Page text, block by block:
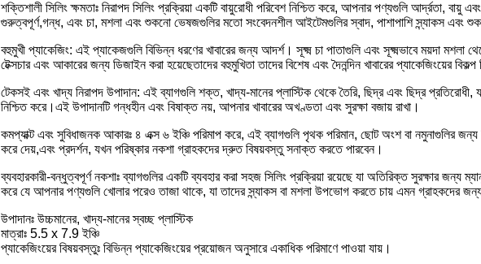
শক্তিশালী সিলিং ক্ষমতাঃ নিরাপদ সিলিং প্রক্রিয়া একটি বায়ুরোধী পরিবেশ নিশ্চিত করে, আপনার পণ্যগুলি আর্দ্রতা, বায়ু
গুরুত্বপূর্ণ,গন্ধ, এবং চা, মশলা এবং শুকনো ভেষজগুলির মতো সংবেদনশীল আইটেমগুলির স্বাদ, পাশাপাশি স্ন্যাকস এবং
বহুমুখী প্যাকেজিং: এই প্যাকেজগুলি বিভিন্ন ধরণের খাবারের জন্য আদর্শ। সূক্ষ্ম চা পাতাগুলি এবং সূক্ষ্মভাবে ময়দা
টেক্সচার এবং আকারের জন্য ডিজাইন করা হয়েছেতাদের বহুমুখিতা তাদের বিশেষ এবং দৈনন্দিন খাবারের প্যাকেজিংয়ের
টেকসই এবং খাদ্য নিরাপদ উপাদান: এই ব্যাগগুলি শক্ত, খাদ্য-মানের প্লাস্টিক থেকে তৈরি, ছিদ্র এবং ছিদ্র
নিশ্চিত করে।এই উপাদানটি গন্ধহীন এবং বিষাক্ত নয়, আপনার খাবারের অখণ্ডতা এবং সুরক্ষা বজায় রাখা।
কমপ্যাক্ট এবং সুবিধাজনক আকারঃ ৪ এক্স ৬ ইঞ্চি পরিমাপ করে, এই ব্যাগগুলি পৃথক পরিমান, ছোট অংশ বা নমুনাগুলির
করে দেয়,এবং প্রদর্শন, যখন পরিষ্কার নকশা গ্রাহকদের দ্রুত বিষয়বস্তু সনাক্ত করতে পারবেন।
ব্যবহারকারী-বন্ধুত্বপূর্ণ নকশাঃ ব্যাগগুলির একটি ব্যবহার করা সহজ সিলিং প্রক্রিয়া রয়েছে যা অতিরিক্ত সুরক্ষার জন্য
করে যে আপনার পণ্যগুলি খোলার পরেও তাজা থাকে, যা তাদের স্ন্যাকস বা মশলা উপভোগ করতে চায় এমন গ্রাহকদের
উপাদানঃ উচ্চমানের, খাদ্য-মানের স্বচ্ছ প্লাস্টিক
মাত্রাঃ 5.5 x 7.9 ইঞ্চি
প্যাকেজিংয়ের বিষয়বস্তুঃ বিভিন্ন প্যাকেজিংয়ের প্রয়োজন অনুসারে একাধিক পরিমাণে পাওয়া যায়।